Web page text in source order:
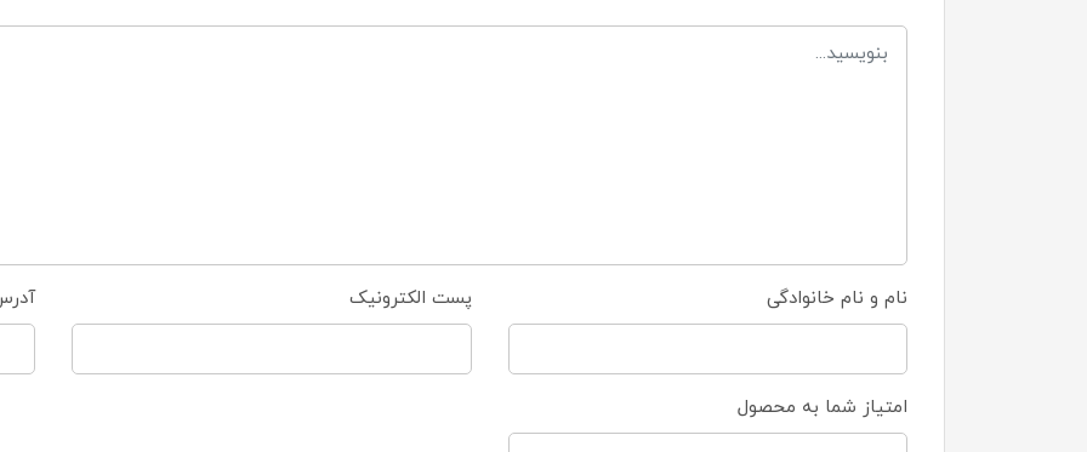
نام و نام خانوادگی پست الکترونیک
امتیاز شما به محصول